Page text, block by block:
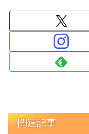
関連記事